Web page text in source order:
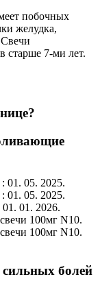
побочных
желудка,
старше 7-ми лет.
01. 05. 2025.
01. 05. 2025.
01. 2026.
100мг N10.
100мг N10.
болей